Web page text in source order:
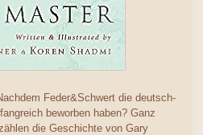
Feder&Schwert die deutsch-
beworben haben? Ganz
die Geschichte von Gary